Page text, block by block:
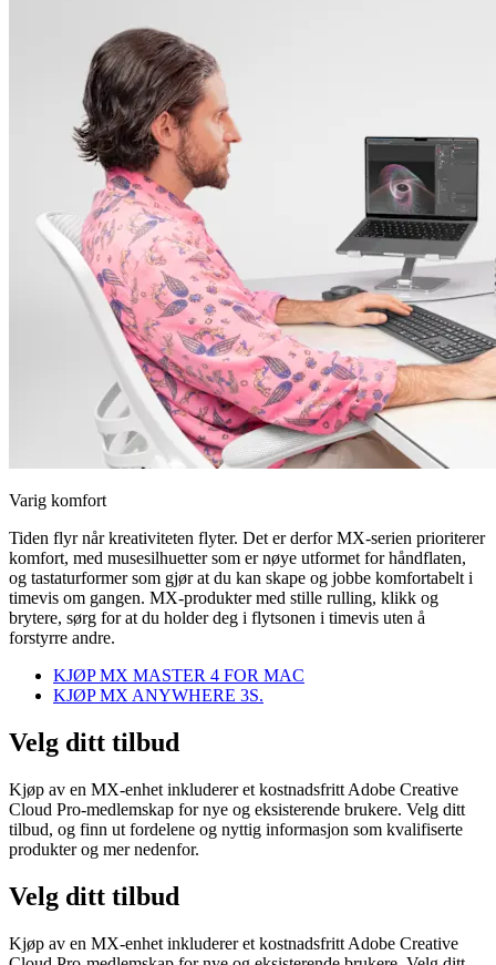
Varig komfort
Tiden flyr når kreativiteten flyter. Det er derfor MX-serien prioriterer
komfort, med musesilhuetter som er nøye utformet for håndflaten,
og tastaturformer som gjør at du kan skape og jobbe komfortabelt i
timevis om gangen. MX-produkter med stille rulling, klikk og
brytere, sørg for at du holder deg i flytsonen i timevis uten å
forstyrre andre.
KJØP MX MASTER 4 FOR MAC
KJØP MX ANYWHERE 3S.
Velg ditt tilbud
Kjøp av en MX-enhet inkluderer et kostnadsfritt Adobe Creative
Cloud Pro-medlemskap for nye og eksisterende brukere. Velg ditt
tilbud, og finn ut fordelene og nyttig informasjon som kvalifiserte
produkter og mer nedenfor.
Velg ditt tilbud
Kjøp av en MX-enhet inkluderer et kostnadsfritt Adobe Creative